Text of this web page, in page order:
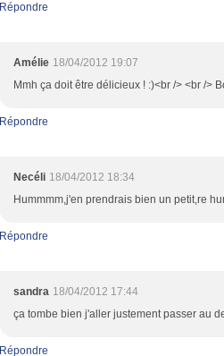
Répondre
Amélie 18/04/2012 19:07
Mmh ça doit être délicieux ! :)<br /> <br />
Répondre
Necéli 18/04/2012 18:34
Hummmm,j'en prendrais bien un petit,re
Répondre
sandra 18/04/2012 17:44
ça tombe bien j'aller justement passer au
Répondre